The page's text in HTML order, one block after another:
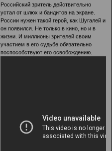
Российский зритель действительно
устал от шлюх и бандитов на экране.
России нужен такой герой, как Шугалей и
он появился. Не только в кино, но и в
жизни. И миллионы зрителей своим
участием в его судьбе обязательно
поспособствуют его освобождению.